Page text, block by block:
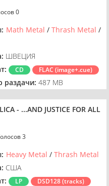
0
Math Metal / Thrash Metal /
ШВЕЦИЯ
CD FLAC (image+.cue)
раздачи: 487 MB
- ...AND JUSTICE FOR ALL
3
Heavy Metal / Thrash Metal
США
LP DSD128 (tracks)